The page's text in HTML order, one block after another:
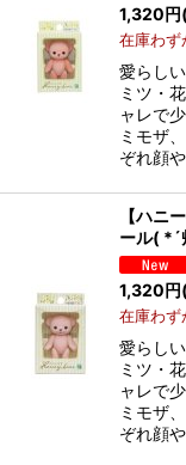
1,320円
在庫わず
愛らし
ミツ・
ャレで
ミモザ
ぞれ顔
【ハニ
ール( *´
1,320円
在庫わず
愛らし
ミツ・
ャレで
ミモザ
ぞれ顔